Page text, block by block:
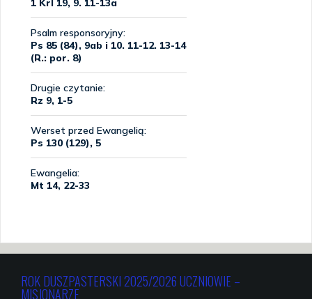
ROK DUSZPASTERSKI 2025/2026 UCZNIOWIE –
MISJONARZE